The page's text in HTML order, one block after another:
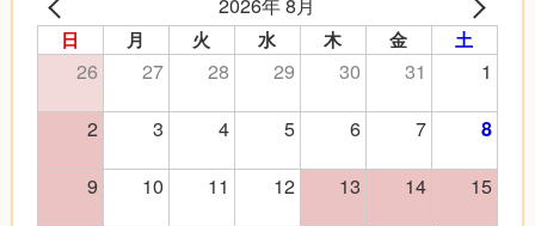
日 月 火 水 木 金 土
26 27 28 29 30 31
1
2
3 4 5 6 7 8
9 10 11 12 13 14
15